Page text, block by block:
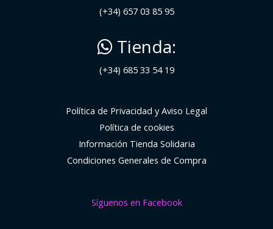
(+34) 657 03 85 95
Tienda:
(+34) 685 33 54 19
Política de Privacidad y Aviso Legal
Política de cookies
Información Tienda Solidaria
Condiciones Generales de Compra
Síguenos en Facebook